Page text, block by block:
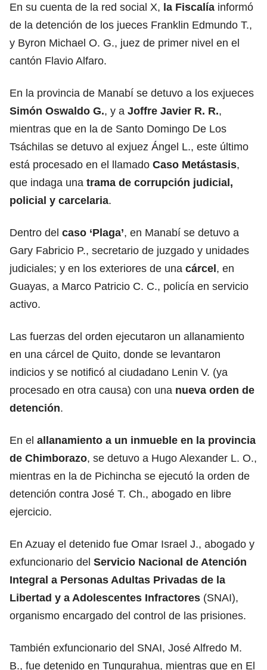
En su cuenta de la red social X, la Fiscalía informó
de la detención de los jueces Franklin Edmundo T.,
y Byron Michael O. G., juez de primer nivel en el
cantón Flavio Alfaro.
En la provincia de Manabí se detuvo a los exjueces
Simón Oswaldo G., y a Joffre Javier R. R.,
mientras que en la de Santo Domingo De Los
Tsáchilas se detuvo al exjuez Ángel L., este último
está procesado en el llamado Caso Metástasis,
que indaga una trama de corrupción judicial,
policial y carcelaria.
Dentro del caso ‘Plaga’, en Manabí se detuvo a
Gary Fabricio P., secretario de juzgado y unidades
judiciales; y en los exteriores de una cárcel, en
Guayas, a Marco Patricio C. C., policía en servicio
activo.
Las fuerzas del orden ejecutaron un allanamiento
en una cárcel de Quito, donde se levantaron
indicios y se notificó al ciudadano Lenin V. (ya
procesado en otra causa) con una nueva orden de
detención.
En el allanamiento a un inmueble en la provincia
de Chimborazo, se detuvo a Hugo Alexander L. O.,
mientras en la de Pichincha se ejecutó la orden de
detención contra José T. Ch., abogado en libre
ejercicio.
En Azuay el detenido fue Omar Israel J., abogado y
exfuncionario del Servicio Nacional de Atención
Integral a Personas Adultas Privadas de la
Libertad y a Adolescentes Infractores (SNAI),
organismo encargado del control de las prisiones.
También exfuncionario del SNAI, José Alfredo M.
B., fue detenido en Tungurahua, mientras que en El